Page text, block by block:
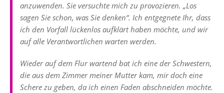
anzuwenden. Sie versuchte mich zu provozieren. „Los
sagen Sie schon, was Sie denken“. Ich entgegnete Ihr, dass
ich den Vorfall lückenlos aufklärt haben möchte, und wir
auf alle Verantwortlichen warten werden.
Wieder auf dem Flur wartend bat ich eine der Schwestern,
die aus dem Zimmer meiner Mutter kam, mir doch eine
Schere zu geben, da ich einen Faden abschneiden möchte.